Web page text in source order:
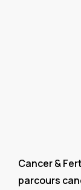
Cancer &
parcours